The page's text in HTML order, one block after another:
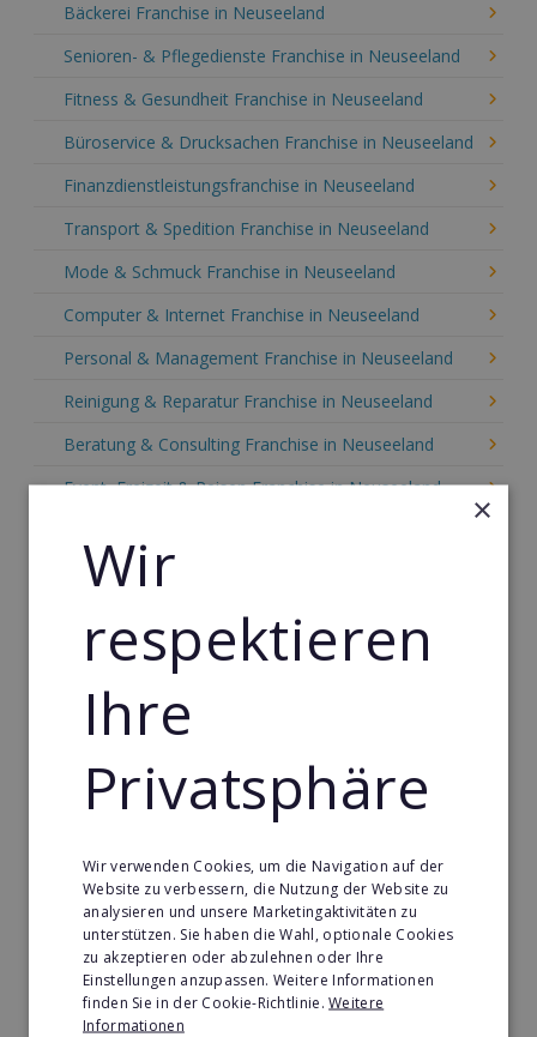
Bäckerei Franchise in Neuseeland
Senioren- & Pflegedienste Franchise in Neuseeland
Fitness & Gesundheit Franchise in Neuseeland
Büroservice & Drucksachen Franchise in Neuseeland
Finanzdienstleistungsfranchise in Neuseeland
Transport & Spedition Franchise in Neuseeland
Mode & Schmuck Franchise in Neuseeland
Computer & Internet Franchise in Neuseeland
Personal & Management Franchise in Neuseeland
Reinigung & Reparatur Franchise in Neuseeland
Beratung & Consulting Franchise in Neuseeland
Event, Freizeit & Reisen Franchise in Neuseeland
Gebäude & Haustechnik Franchise in Neuseeland
Handwerk Franchise in Neuseeland
Dienstleistungsfranchise in Neuseeland
Telekommunikation Franchise in Neuseeland
Sport Franchise in Neuseeland
Tier- & Zoobedarf Franchise in Neuseeland
Immobilien Franchise in Neuseeland
Kinder & Erziehung Franchise in Neuseeland
Kosmetik Franchise in Neuseeland
×
Wir
respektieren
Ihre
Privatsphäre
Wir verwenden Cookies, um die Navigation auf der
Website zu verbessern, die Nutzung der Website zu
analysieren und unsere Marketingaktivitäten zu
unterstützen. Sie haben die Wahl, optionale Cookies
zu akzeptieren oder abzulehnen oder Ihre
Einstellungen anzupassen. Weitere Informationen
finden Sie in der Cookie-Richtlinie.Weitere
Informationen